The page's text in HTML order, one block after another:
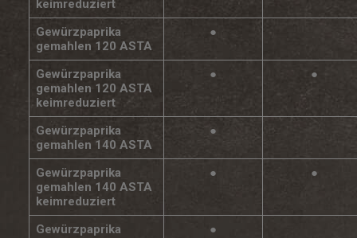
keimreduziert
Gewürzpaprika
gemahlen 120 ASTA
●
Gewürzpaprika
gemahlen 120 ASTA
keimreduziert
● ●
Gewürzpaprika
gemahlen 140 ASTA
●
Gewürzpaprika
gemahlen 140 ASTA
keimreduziert
● ●
Gewürzpaprika
●